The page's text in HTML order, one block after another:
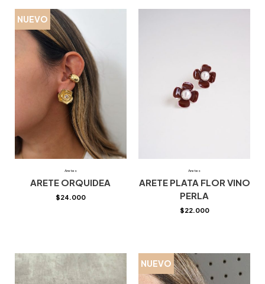
NUEVO
Aretes
ARETE ORQUIDEA
$24.000
Aretes
ARETE PLATA FLOR VINO
PERLA
$22.000
NUEVO